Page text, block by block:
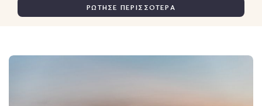
ΡΩΤΗΣΕ ΠΕΡΙΣΣΟΤΕΡΑ